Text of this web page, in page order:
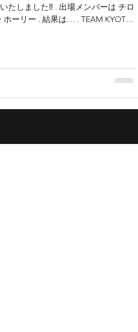
たしました‼️ . 出場メンバーは チロ
ホーリー . 結果は… . TEAM KYOTO